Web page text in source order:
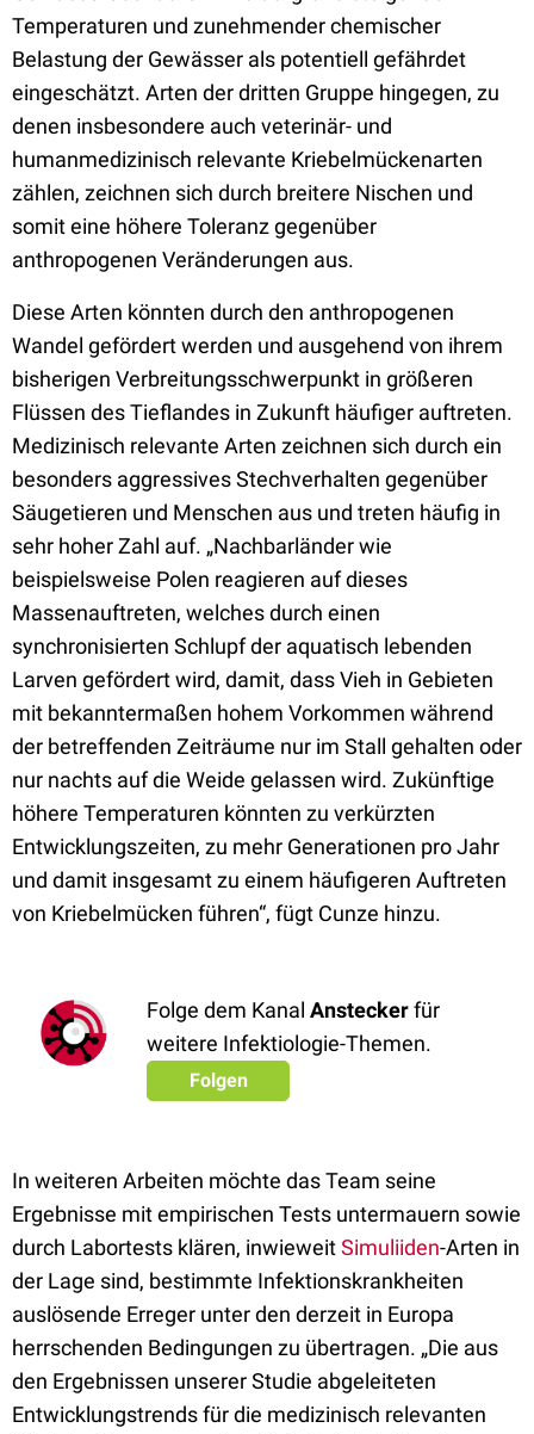
Temperaturen und zunehmender chemischer
Belastung der Gewässer als potentiell gefährdet
eingeschätzt. Arten der dritten Gruppe hingegen, zu
denen insbesondere auch veterinär- und
humanmedizinisch relevante Kriebelmückenarten
zählen, zeichnen sich durch breitere Nischen und
somit eine höhere Toleranz gegenüber
anthropogenen Veränderungen aus.
Diese Arten könnten durch den anthropogenen
Wandel gefördert werden und ausgehend von ihrem
bisherigen Verbreitungsschwerpunkt in größeren
Flüssen des Tieflandes in Zukunft häufiger auftreten.
Medizinisch relevante Arten zeichnen sich durch ein
besonders aggressives Stechverhalten gegenüber
Säugetieren und Menschen aus und treten häufig in
sehr hoher Zahl auf. „Nachbarländer wie
beispielsweise Polen reagieren auf dieses
Massenauftreten, welches durch einen
synchronisierten Schlupf der aquatisch lebenden
Larven gefördert wird, damit, dass Vieh in Gebieten
mit bekanntermaßen hohem Vorkommen während
der betreffenden Zeiträume nur im Stall gehalten oder
nur nachts auf die Weide gelassen wird. Zukünftige
höhere Temperaturen könnten zu verkürzten
Entwicklungszeiten, zu mehr Generationen pro Jahr
und damit insgesamt zu einem häufigeren Auftreten
von Kriebelmücken führen“, fügt Cunze hinzu.
Folge dem Kanal Ansteckerfür
weitere Infektiologie-Themen.
Folgen
In weiteren Arbeiten möchte das Team seine
Ergebnisse mit empirischen Tests untermauern sowie
durch Labortests klären, inwieweitSimuliiden-Arten in
der Lage sind, bestimmte Infektionskrankheiten
auslösende Erreger unter den derzeit in Europa
herrschenden Bedingungen zu übertragen. „Die aus
den Ergebnissen unserer Studie abgeleiteten
Entwicklungstrends für die medizinisch relevanten